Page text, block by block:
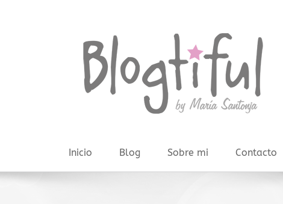
Inicio Blog Sobre mi Contacto